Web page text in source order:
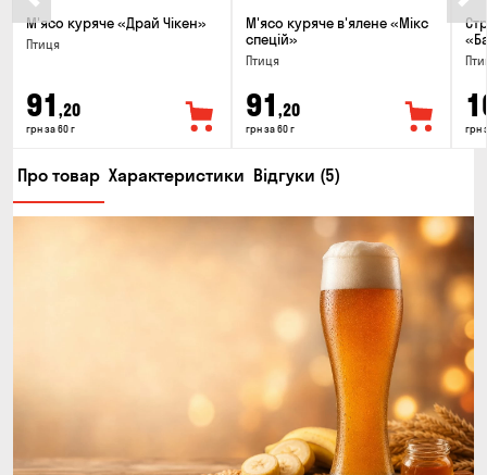
М'ясо куряче «Драй Чікен»
Птиця
91 ,20
грн за 60 г
М'ясо куряче в'ялене «Мікс
спецій»
Птиця
91 ,20
грн за 60 г грн
Про товар Характеристики Відгуки (5)